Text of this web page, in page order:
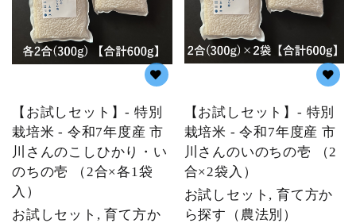
【お試しセット】- 特別
栽培米 - 令和7年度産 市
川さんのこしひかり・い
のちの壱 （2合×各1袋
入）
お試しセット, 育て方か
【お試しセット】- 特別
栽培米 - 令和7年度産 市
川さんのいのちの壱 （2
合×2袋入）
お試しセット, 育て方か
ら探す（農法別）